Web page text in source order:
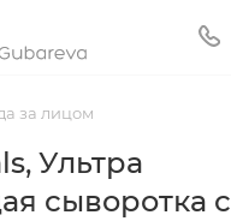
за лицом
Ультра
сыворотка с